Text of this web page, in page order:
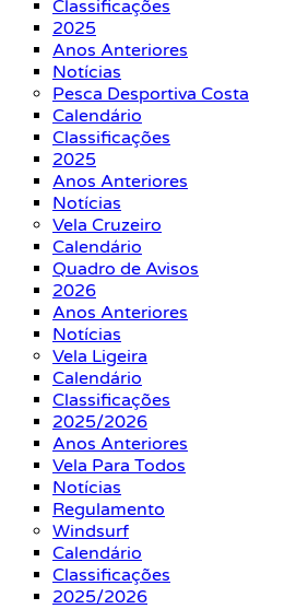
Classificações
2025
Anos Anteriores
Notícias
Pesca Desportiva Costa
Calendário
Classificações
2025
Anos Anteriores
Notícias
Vela Cruzeiro
Calendário
Quadro de Avisos
2026
Anos Anteriores
Notícias
Vela Ligeira
Calendário
Classificações
2025/2026
Anos Anteriores
Vela Para Todos
Notícias
Regulamento
Windsurf
Calendário
Classificações
2025/2026